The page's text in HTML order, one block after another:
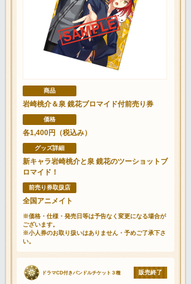
商品
岩崎桃介＆泉 鏡花ブロマイド付前売り券
価格
各1,400円（税込み）
グッズ詳細
新キャラ岩崎桃介と泉 鏡花のツーショットブ
ロマイド！
前売り券取扱店
全国アニメイト
※価格・仕様・発売日等は予告なく変更になる場合が
ございます。
※小人券のお取り扱いはありません・予めご了承下さ
い。
ドラマCD付きバンドルチケット３種 販売終了